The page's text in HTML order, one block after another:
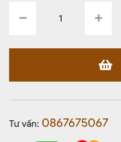
Tư vấn: 0867675067